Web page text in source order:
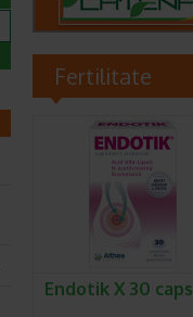
Fertilitate
Endotik X 30